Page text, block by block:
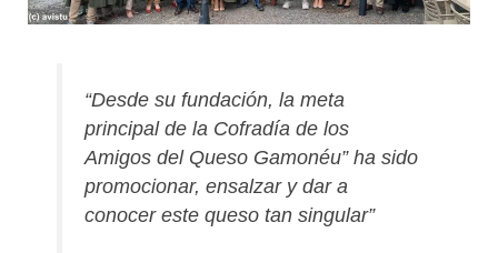
“Desde su fundación, la meta
principal de la Cofradía de los
Amigos del Queso Gamonéu” ha sido
promocionar, ensalzar y dar a
conocer este queso tan singular”